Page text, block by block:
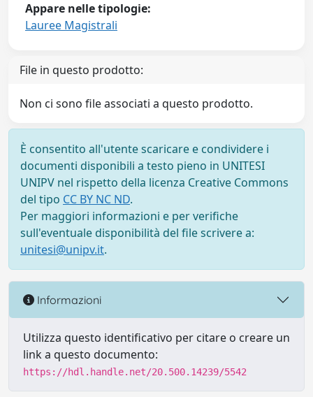
Appare nelle tipologie:
Lauree Magistrali
File in questo prodotto:
Non ci sono file associati a questo prodotto.
È consentito all'utente scaricare e condividere i
documenti disponibili a testo pieno in UNITESI
UNIPV nel rispetto della licenza Creative Commons
del tipo CC BY NC ND.
Per maggiori informazioni e per verifiche
sull'eventuale disponibilità del file scrivere a:
unitesi@unipv.it.
Informazioni
Utilizza questo identificativo per citare o creare un
link a questo documento:
https://hdl.handle.net/20.500.14239/5542